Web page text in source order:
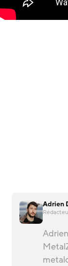
Adrien